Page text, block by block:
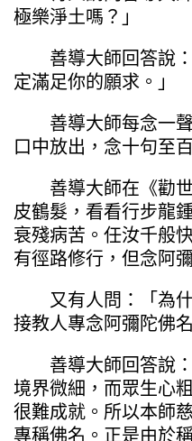
極樂淨土嗎？」
善導大師回答說：
定滿足你的願求。」
善導大師每念一聲
口中放出，念十句至
善導大師在《勸世
皮鶴髮，看看行步龍
衰殘病苦。任汝千般
有徑路修行，但念阿彌
又有人問：「為什
接教人專念阿彌陀佛名
善導大師回答說：
境界微細，而眾生心
很難成就。所以本師
專稱佛名。正是由於